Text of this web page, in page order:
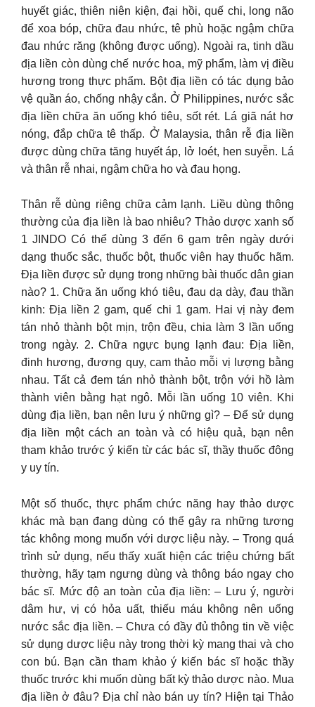
huyết giác, thiên niên kiện, đại hồi, quế chi, long não
để xoa bóp, chữa đau nhức, tê phù hoặc ngậm chữa
đau nhức răng (không được uống). Ngoài ra, tinh dầu
địa liền còn dùng chế nước hoa, mỹ phẩm, làm vị điều
hương trong thực phẩm. Bột địa liền có tác dụng bảo
vệ quần áo, chống nhậy cắn. Ở Philippines, nước sắc
địa liền chữa ăn uống khó tiêu, sốt rét. Lá giã nát hơ
nóng, đắp chữa tê thấp. Ở Malaysia, thân rễ địa liền
được dùng chữa tăng huyết áp, lở loét, hen suyễn. Lá
và thân rễ nhai, ngậm chữa ho và đau họng.
Thân rễ dùng riêng chữa cảm lạnh. Liều dùng thông
thường của địa liền là bao nhiêu? Thảo dược xanh số
1 JINDO Có thể dùng 3 đến 6 gam trên ngày dưới
dạng thuốc sắc, thuốc bột, thuốc viên hay thuốc hãm.
Địa liền được sử dụng trong những bài thuốc dân gian
nào? 1. Chữa ăn uống khó tiêu, đau dạ dày, đau thần
kinh: Địa liền 2 gam, quế chi 1 gam. Hai vị này đem
tán nhỏ thành bột mịn, trộn đều, chia làm 3 lần uống
trong ngày. 2. Chữa ngực bụng lạnh đau: Địa liền,
đinh hương, đương quy, cam thảo mỗi vị lượng bằng
nhau. Tất cả đem tán nhỏ thành bột, trộn với hồ làm
thành viên bằng hạt ngô. Mỗi lần uống 10 viên. Khi
dùng địa liền, bạn nên lưu ý những gì? – Để sử dụng
địa liền một cách an toàn và có hiệu quả, bạn nên
tham khảo trước ý kiến từ các bác sĩ, thầy thuốc đông
y uy tín.
Một số thuốc, thực phẩm chức năng hay thảo dược
khác mà bạn đang dùng có thể gây ra những tương
tác không mong muốn với dược liệu này. – Trong quá
trình sử dụng, nếu thấy xuất hiện các triệu chứng bất
thường, hãy tạm ngưng dùng và thông báo ngay cho
bác sĩ. Mức độ an toàn của địa liền: – Lưu ý, người
dâm hư, vị có hỏa uất, thiếu máu không nên uống
nước sắc địa liền. – Chưa có đầy đủ thông tin về việc
sử dụng dược liệu này trong thời kỳ mang thai và cho
con bú. Bạn cần tham khảo ý kiến bác sĩ hoặc thầy
thuốc trước khi muốn dùng bất kỳ thảo dược nào. Mua
địa liền ở đâu? Địa chỉ nào bán uy tín? Hiện tại Thảo